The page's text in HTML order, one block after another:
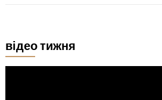
відео тижня